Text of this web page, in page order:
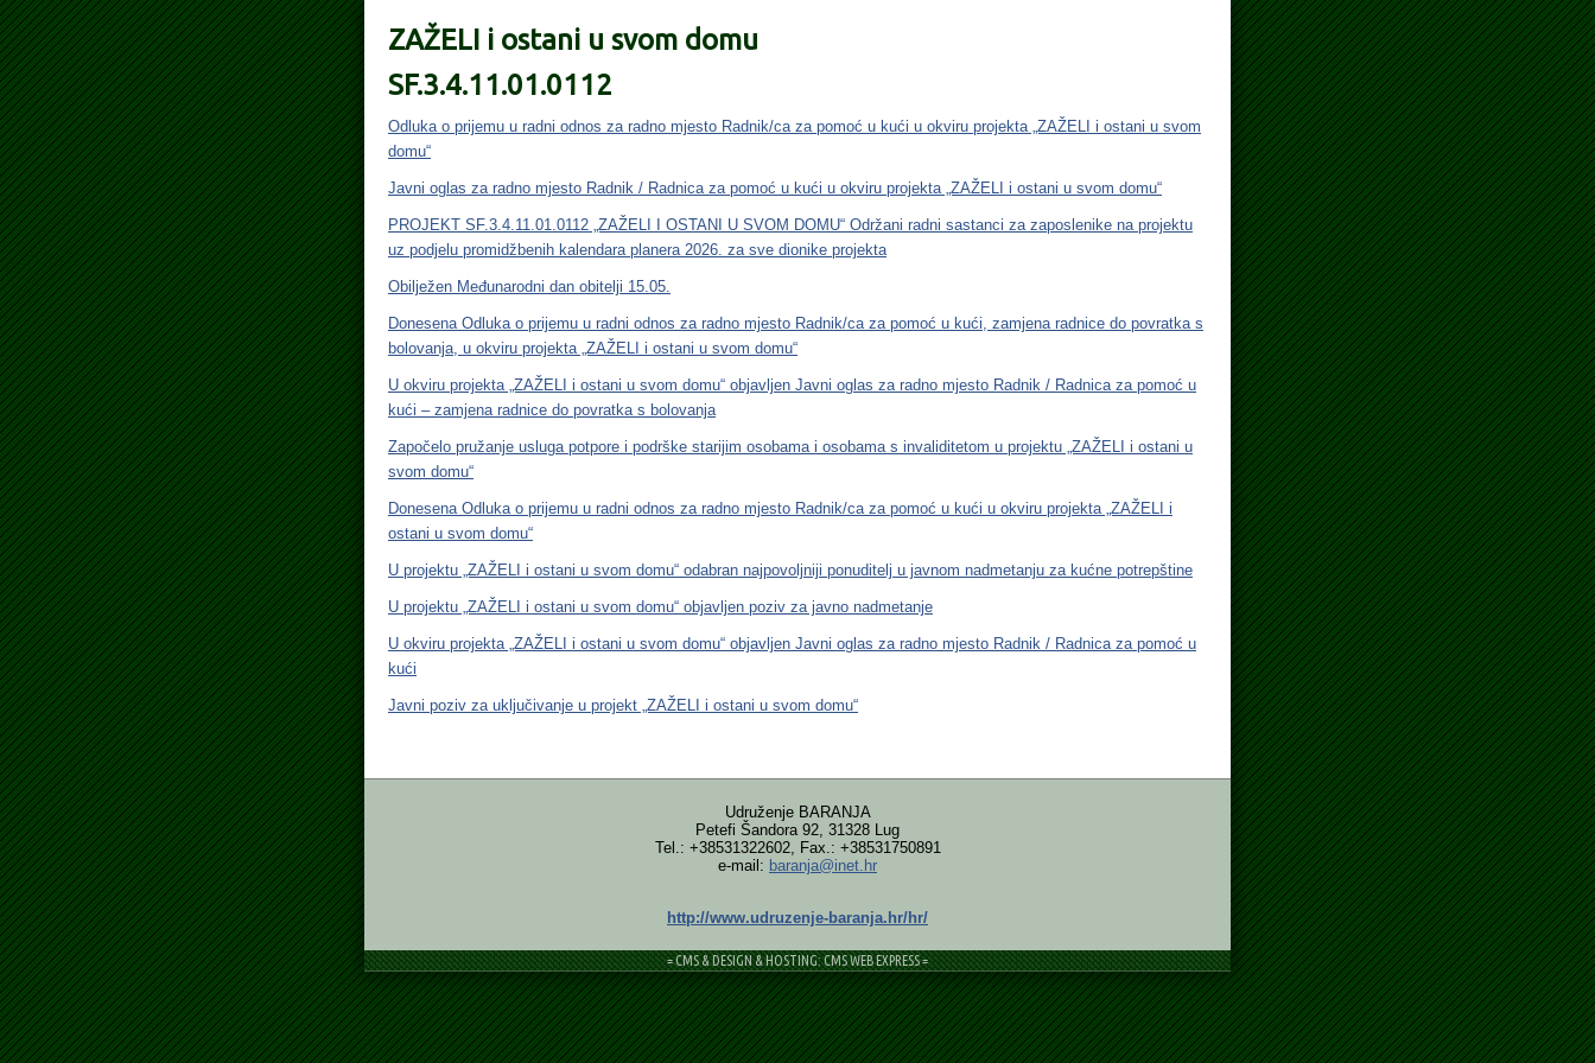
ZAŽELI i ostani u svom domu
SF.3.4.11.01.0112
Odluka o prijemu u radni odnos za radno mjesto Radnik/ca za pomoć u kući u okviru projekta „ZAŽELI i ostani u svom
domu“
Javni oglas za radno mjesto Radnik / Radnica za pomoć u kući u okviru projekta „ZAŽELI i ostani u svom domu“
PROJEKT SF.3.4.11.01.0112 „ZAŽELI I OSTANI U SVOM DOMU“ Održani radni sastanci za zaposlenike na projektu
uz podjelu promidžbenih kalendara planera 2026. za sve dionike projekta
Obilježen Međunarodni dan obitelji 15.05.
Donesena Odluka o prijemu u radni odnos za radno mjesto Radnik/ca za pomoć u kući, zamjena radnice do povratka s
bolovanja, u okviru projekta „ZAŽELI i ostani u svom domu“
U okviru projekta „ZAŽELI i ostani u svom domu“ objavljen Javni oglas za radno mjesto Radnik / Radnica za pomoć u
kući – zamjena radnice do povratka s bolovanja
Započelo pružanje usluga potpore i podrške starijim osobama i osobama s invaliditetom u projektu „ZAŽELI i ostani u
svom domu“
Donesena Odluka o prijemu u radni odnos za radno mjesto Radnik/ca za pomoć u kući u okviru projekta „ZAŽELI i
ostani u svom domu“
U projektu „ZAŽELI i ostani u svom domu“ odabran najpovoljniji ponuditelj u javnom nadmetanju za kućne potrepštine
U projektu „ZAŽELI i ostani u svom domu“ objavljen poziv za javno nadmetanje
U okviru projekta „ZAŽELI i ostani u svom domu“ objavljen Javni oglas za radno mjesto Radnik / Radnica za pomoć u
kući
Javni poziv za uključivanje u projekt „ZAŽELI i ostani u svom domu“
Udruženje BARANJA
Petefi Šandora 92, 31328 Lug
Tel.: +38531322602, Fax.: +38531750891
e-mail: baranja@inet.hr
http://www.udruzenje-baranja.hr/hr/
= CMS & DESIGN & HOSTING: CMS WEB EXPRESS =